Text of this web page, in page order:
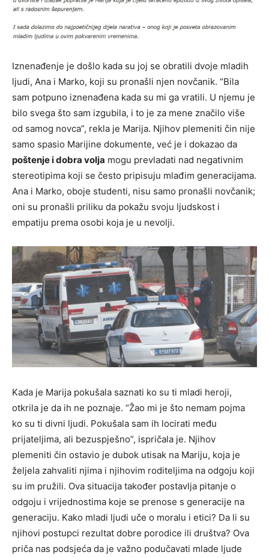
Iznenađenje je došlo kada su joj se obratili dvoje mladih
ljudi, Ana i Marko, koji su pronašli njen novčanik. “Bila
sam potpuno iznenađena kada su mi ga vratili. U njemu je
bilo svega što sam izgubila, i to je za mene značilo više
od samog novca”, rekla je Marija. Njihov plemeniti čin nije
samo spasio Marijine dokumente, već je i dokazao da
poštenje i dobra volja mogu prevladati nad negativnim
stereotipima koji se često pripisuju mlađim generacijama.
Ana i Marko, oboje studenti, nisu samo pronašli novčanik;
oni su pronašli priliku da pokažu svoju ljudskost i
empatiju prema osobi koja je u nevolji.
Kada je Marija pokušala saznati ko su ti mladi heroji,
otkrila je da ih ne poznaje. “Žao mi je što nemam pojma
ko su ti divni ljudi. Pokušala sam ih locirati među
prijateljima, ali bezuspješno”, ispričala je. Njihov
plemeniti čin ostavio je dubok utisak na Mariju, koja je
željela zahvaliti njima i njihovim roditeljima na odgoju koji
su im pružili. Ova situacija također postavlja pitanje o
odgoju i vrijednostima koje se prenose s generacije na
generaciju. Kako mladi ljudi uče o moralu i etici? Da li su
njihovi postupci rezultat dobre porodice ili društva? Ova
priča nas podsjeća da je važno podučavati mlade ljude